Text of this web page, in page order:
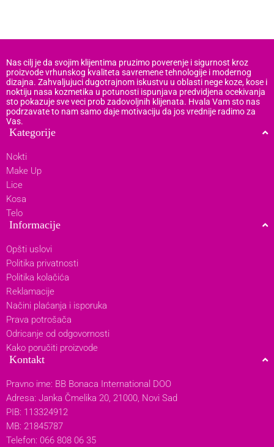
Nas cilj je da svojim klijentima pruzimo poverenje i sigurnost kroz
proizvode vrhunskog kvaliteta savremene tehnologije i modernog
dizajna. Zahvaljujuci dugotrajnom iskustvu u oblasti nege koze, kose i
noktiju nasa kozmetika u potunosti ispunjava predvidjena ocekivanja
sto pokazuje sve veci prob zadovoljnih klijenata. Hvala Vam sto nas
podrzavate to nam samo daje motivaciju da jos vrednije radimo za
Vas.
Kategorije
Nokti
Make Up
Lice
Kosa
Telo
Informacije
Opšti uslovi
Politika privatnosti
Politika kolačića
Reklamacije
Načini plaćanja i isporuka
Prava potrošača
Odricanje od odgovornosti
Kako poručiti proizvode
Kontakt
Pravno ime: BB Bonaca International DOO
Adresa: Janka Čmelika 20, 21000, Novi Sad
PIB: 113324912
MB: 21845787
Telefon: 066 808 06 35